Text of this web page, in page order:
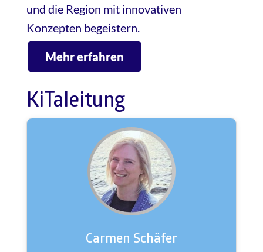
und die Region mit innovativen
Konzepten begeistern.
Mehr erfahren
KiTaleitung
Carmen Schäfer